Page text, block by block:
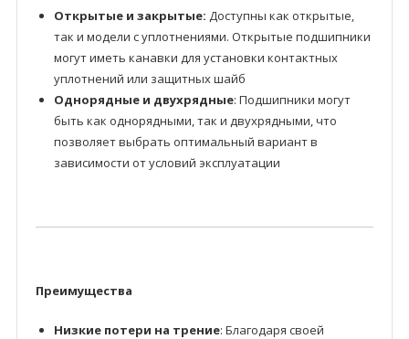
Открытые и закрытые: Доступны как открытые,
так и модели с уплотнениями. Открытые подшипники
могут иметь канавки для установки контактных
уплотнений или защитных шайб
Однорядные и двухрядные: Подшипники могут
быть как однорядными, так и двухрядными, что
позволяет выбрать оптимальный вариант в
зависимости от условий эксплуатации
Преимущества
Низкие потери на трение: Благодаря своей